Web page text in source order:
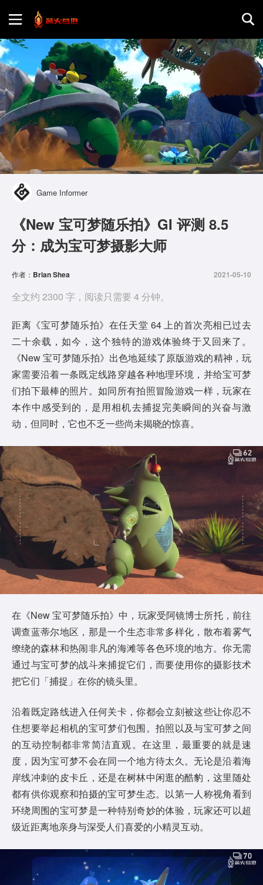
首页
游戏评测
地图攻略
Game Informer
《New 宝可梦随乐拍》GI 评测 8.5
分：成为宝可梦摄影大师
作者： Brian Shea 2021-05-10
全文约 2300 字，阅读只需要 4 分钟。
距离《宝可梦随乐拍》在任天堂 64 上的首次亮相已过去
二十余载，如今，这个独特的游戏体验终于又回来了。
《New 宝可梦随乐拍》出色地延续了原版游戏的精神，玩
家需要沿着一条既定线路穿越各种地理环境，并给宝可梦
们拍下最棒的照片。如同所有拍照冒险游戏一样，玩家在
本作中感受到的，是用相机去捕捉完美瞬间的兴奋与激
动，但同时，它也不乏一些尚未揭晓的惊喜。
在《New 宝可梦随乐拍》中，玩家受阿镜博士所托，前往
调查蓝蒂尔地区，那是一个生态非常多样化，散布着雾气
缭绕的森林和热闹非凡的海滩等各色环境的地方。你无需
通过与宝可梦的战斗来捕捉它们，而要使用你的摄影技术
把它们「捕捉」在你的镜头里。
沿着既定路线进入任何关卡，你都会立刻被这些让你忍不
住想要举起相机的宝可梦们包围。拍照以及与宝可梦之间
的互动控制都非常简洁直观。在这里，最重要的就是速
度，因为宝可梦不会在同一个地方待太久。无论是沿着海
岸线冲刺的皮卡丘，还是在树林中闲逛的酷豹，这里随处
都有供你观察和拍摄的宝可梦生态。以第一人称视角看到
环绕周围的宝可梦是一种特别奇妙的体验，玩家还可以超
级近距离地亲身与深受人们喜爱的小精灵互动。